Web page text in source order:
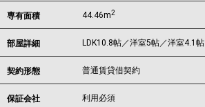
専有面積 44.46m2
部屋詳細 LDK10.8帖／洋室5帖／洋室4.1帖
契約形態 普通賃貸借契約
保証会社 利用必須